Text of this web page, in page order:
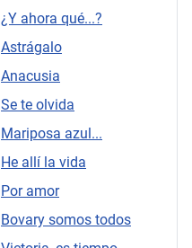
¿Y ahora qué...?
Astrágalo
Anacusia
Se te olvida
Mariposa azul...
He allí la vida
Por amor
Bovary somos todos